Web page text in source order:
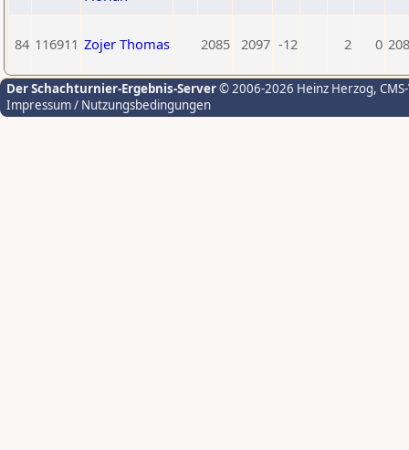
84 116911 Zojer Thomas 2085 2097 -12 2 0
Der Schachturnier-Ergebnis-Server© 2006-2026 Heinz Herzog,
Impressum / Nutzungsbedingungen